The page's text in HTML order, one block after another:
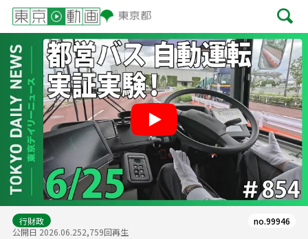
Play
行財政
公開日 2026.06.252,759回再生
no.99946